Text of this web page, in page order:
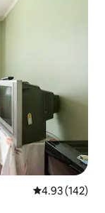
從 142 則評價
4.93 (142)